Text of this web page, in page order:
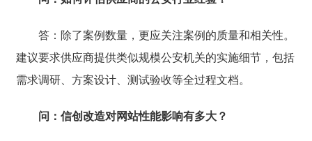
答：除了案例数量，更应关注案例的质量和相关性。
建议要求供应商提供类似规模公安机关的实施细节，包括
需求调研、方案设计、测试验收等全过程文档。
问：信创改造对网站性能影响有多大？